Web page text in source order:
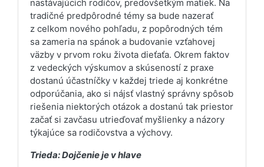
nastávajúcich rodičov, predovšetkým matiek. Na
tradičné predpôrodné témy sa bude nazerať
z celkom nového pohľadu, z popôrodných tém
sa zameria na spánok a budovanie vzťahovej
väzby v prvom roku života dieťaťa. Okrem faktov
z vedeckých výskumov a skúseností z praxe
dostanú účastníčky v každej triede aj konkrétne
odporúčania, ako si nájsť vlastný správny spôsob
riešenia niektorých otázok a dostanú tak priestor
začať si zavčasu utrieďovať myšlienky a názory
týkajúce sa rodičovstva a výchovy.
Trieda: Dojčenie je v hlave